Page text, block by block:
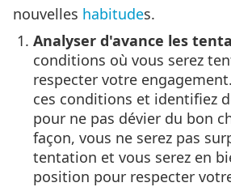
nouvelles habitudes.
Analyser d'avance les
conditions où vous serez
respecter votre
ces conditions et identifiez
pour ne pas dévier du bon
façon, vous ne serez pas
tentation et vous serez en
position pour respecter